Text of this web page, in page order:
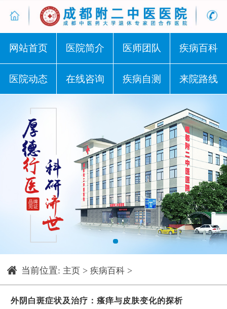
网站首页 医院简介 医师团队 疾病百科
医院动态 在线咨询 疾病自测 来院路线
1
当前位置: 主页 > 疾病百科 >
外阴白斑症状及治疗：瘙痒与皮肤变化的探析